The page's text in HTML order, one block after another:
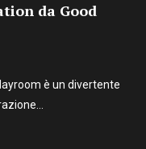
da Good
è un divertente